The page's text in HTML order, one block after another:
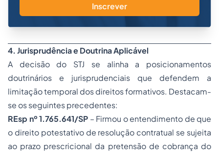
Inscrever
4. Jurisprudência e Doutrina Aplicável
A decisão do STJ se alinha a posicionamentos
doutrinários e jurisprudenciais que defendem a
limitação temporal dos direitos formativos. Destacam-
se os seguintes precedentes:
REsp nº 1.765.641/SP – Firmou o entendimento de que
o direito potestativo de resolução contratual se sujeita
ao prazo prescricional da pretensão de cobrança do